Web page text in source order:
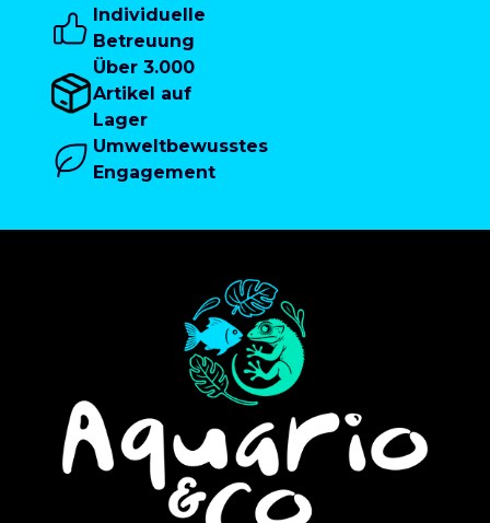
Individuelle
Betreuung
Über 3.000
Artikel auf
Lager
Umweltbewusstes
Engagement